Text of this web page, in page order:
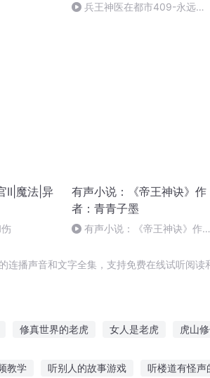
兵王神医在都市409-永远只
II|魔法|异
有声小说：《帝王神诀》作
者：青青子墨
有声小说：《帝王神诀》作
播声音和文字全集，支持免费在线试听阅读
修真世界的老虎 女人是老虎 虎山
教学 听别人的故事游戏 听楼道有怪声